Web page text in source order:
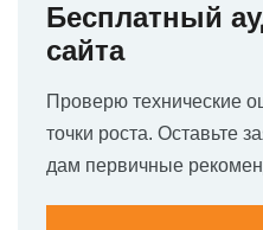
Бесплатный
сайта
Проверю технические
точки роста. Оставьте
дам первичные